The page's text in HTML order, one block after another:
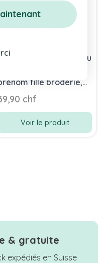
à dos Trixie, Cadeau
fille broderie,
3 ans, Souris
chf
Voir le produit
& gratuite
expédiés en Suisse